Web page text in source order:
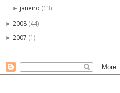
► janeiro (13)
► 2008 (44)
► 2007 (1)